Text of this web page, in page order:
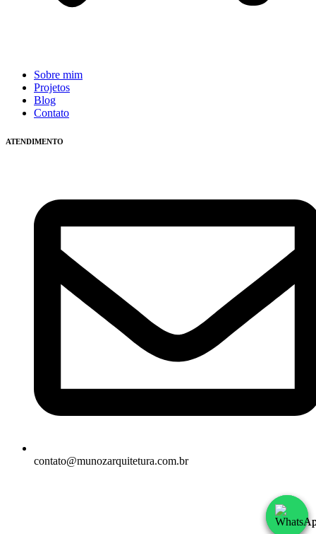
Sobre mim
Projetos
Blog
Contato
ATENDIMENTO
contato@munozarquitetura.com.br